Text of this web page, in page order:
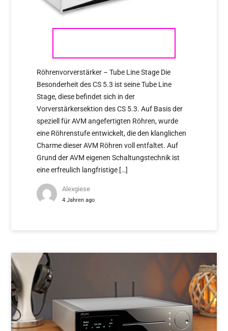
Röhrenvorverstärker – Tube Line Stage Die
Besonderheit des CS 5.3 ist seine Tube Line
Stage, diese befindet sich in der
Vorverstärkersektion des CS 5.3. Auf Basis der
speziell für AVM angefertigten Röhren, wurde
eine Röhrenstufe entwickelt, die den klanglichen
Charme dieser AVM Röhren voll entfaltet. Auf
Grund der AVM eigenen Schaltungstechnik ist
eine erfreulich langfristige […]
Alexgiese
4 Jahren ago